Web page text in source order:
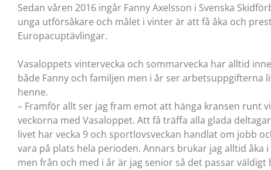
Sedan våren 2016 ingår Fanny Axelsson i Svenska
unga utförsåkare och målet i vinter är att få åka och
Europacuptävlingar.
Vasaloppets vintervecka och sommarvecka har alltid
både Fanny och familjen men i år ser arbetsuppgifterna
henne.
– Framför allt ser jag fram emot att hänga kransen runt
veckorna med Vasaloppet. Att få träffa alla glada
livet har vecka 9 och sportlovsveckan handlat om jobb
vara på plats hela perioden. Annars brukar jag alltid åka
men från och med i år är jag senior så det passar väldigt